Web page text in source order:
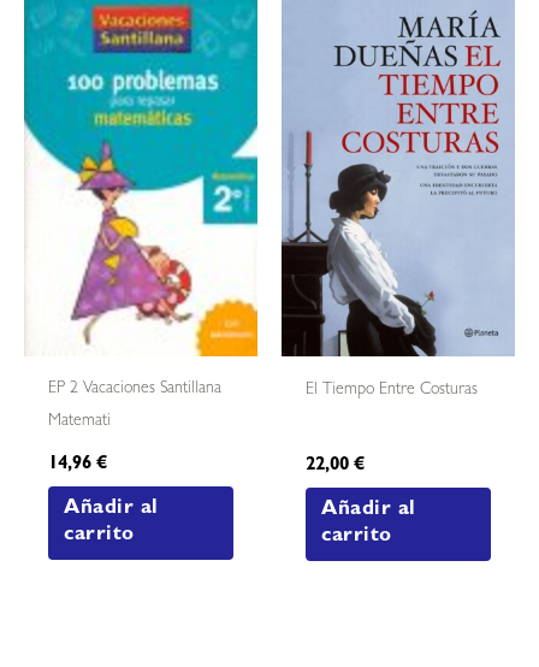
EP 2 Vacaciones Santillana
Matemati
14,96€
Añadir al
carrito
El Tiempo Entre Costuras
22,00€
Añadir al
carrito